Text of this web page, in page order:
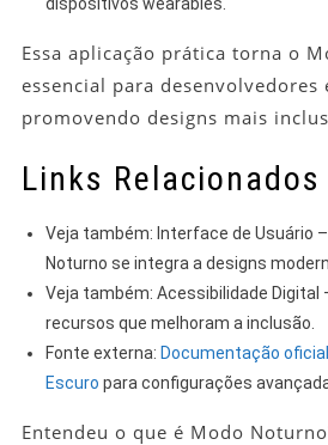
Essa aplicação prática torna o
essencial para desenvolvedores
promovendo designs mais
Links Relacionados
Veja também: Interface de Usuário
Noturno se integra a designs
Veja também: Acessibilidade Digital
recursos que melhoram a inclusão.
Fonte externa: Documentação
Escuro para configurações
Entendeu o que é Modo